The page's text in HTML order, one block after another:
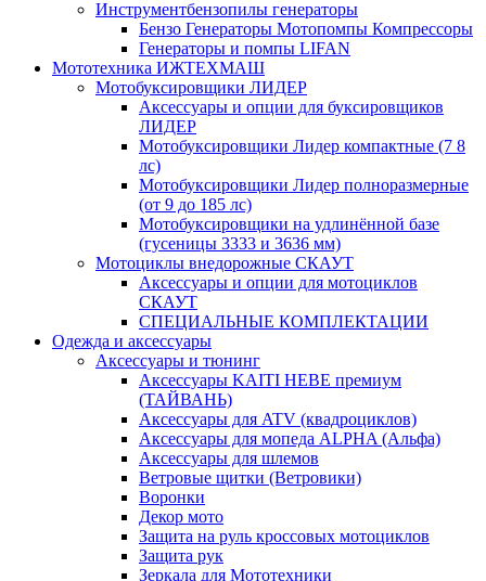
Инструментбензопилы генераторы
Бензо Генераторы Мотопомпы Компрессоры
Генераторы и помпы LIFAN
Мототехника ИЖТЕХМАШ
Мотобуксировщики ЛИДЕР
Аксессуары и опции для буксировщиков
ЛИДЕР
Мотобуксировщики Лидер компактные (7 8
лс)
Мотобуксировщики Лидер полноразмерные
(от 9 до 185 лс)
Мотобуксировщики на удлинённой базе
(гусеницы 3333 и 3636 мм)
Мотоциклы внедорожные СКАУТ
Аксессуары и опции для мотоциклов
СКАУТ
СПЕЦИАЛЬНЫЕ КОМПЛЕКТАЦИИ
Одежда и аксессуары
Аксессуары и тюнинг
Аксессуары KAITI HEBE премиум
(ТАЙВАНЬ)
Аксессуары для ATV (квадроциклов)
Аксессуары для мопеда ALPHA (Альфа)
Аксессуары для шлемов
Ветровые щитки (Ветровики)
Воронки
Декор мото
Защита на руль кроссовых мотоциклов
Защита рук
Зеркала для Мототехники